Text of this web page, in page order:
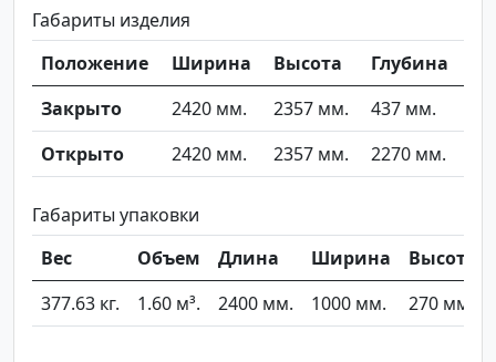
Габариты изделия
Положение
Ширина Высота
Глубина
Закрыто
2420 мм. 2357 мм.
437 мм.
Открыто
2420 мм. 2357 мм. 2270 мм.
Габариты упаковки
Вес
Объем Длина Ширина
Высота
377.63 кг.
1.60 м³. 2400 мм. 1000 мм. 270 мм.